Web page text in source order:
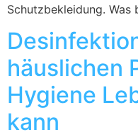
Schutzbekleidung.
häuslichen
Hygiene
kann